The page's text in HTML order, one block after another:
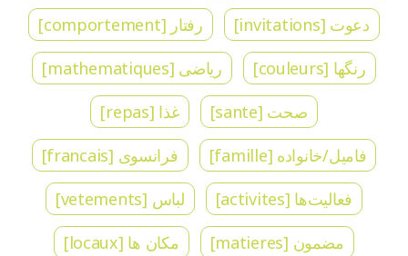
دعوت [invitations]
رفتار [comportement]
رنگها [couleurs]
ریاضی [mathematiques]
صحت [sante]
غذا [repas]
فامیل/خانواده [famille]
فرانسوی [francais]
فعالیت‌ها [activites]
لباس [vetements]
مضمون [matieres]
مکان ها [locaux]